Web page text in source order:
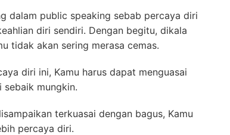
dalam public speaking sebab percaya diri
diri sendiri. Dengan begitu, dikala
tidak akan sering merasa cemas.
diri ini, Kamu harus dapat menguasai
mungkin.
terkuasai dengan bagus, Kamu
percaya diri.